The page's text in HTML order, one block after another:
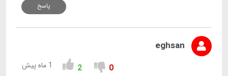
پاسخ
eghsan
0
2 1 ماه پیش